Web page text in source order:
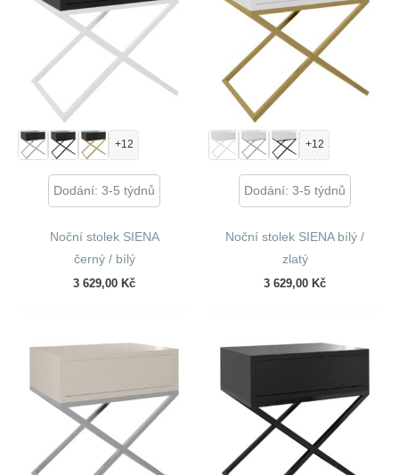
+12
Dodání: 3-5 týdnů
Noční stolek SIENA
černý / bílý
3 629,00 Kč
+12
Dodání: 3-5 týdnů
Noční stolek SIENA bílý /
zlatý
3 629,00 Kč